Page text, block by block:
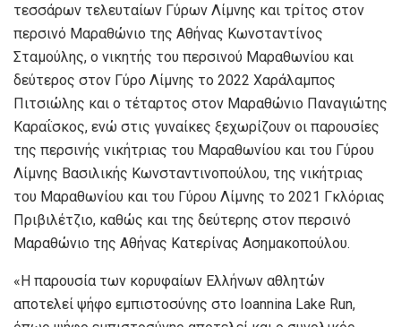
τεσσάρων τελευταίων Γύρων Λίμνης και τρίτος στον
περσινό Μαραθώνιο της Αθήνας Κωνσταντίνος
Σταμούλης, ο νικητής του περσινού Μαραθωνίου και
δεύτερος στον Γύρο Λίμνης το 2022 Χαράλαμπος
Πιτσιώλης και ο τέταρτος στον Μαραθώνιο Παναγιώτης
Καραΐσκος, ενώ στις γυναίκες ξεχωρίζουν οι παρουσίες
της περσινής νικήτριας του Μαραθωνίου και του Γύρου
Λίμνης Βασιλικής Κωνσταντινοπούλου, της νικήτριας
του Μαραθωνίου και του Γύρου Λίμνης το 2021 Γκλόριας
Πριβιλέτζιο, καθώς και της δεύτερης στον περσινό
Μαραθώνιο της Αθήνας Κατερίνας Ασημακοπούλου.
«Η παρουσία των κορυφαίων Ελλήνων αθλητών
αποτελεί ψήφο εμπιστοσύνης στο Ioannina Lake Run,